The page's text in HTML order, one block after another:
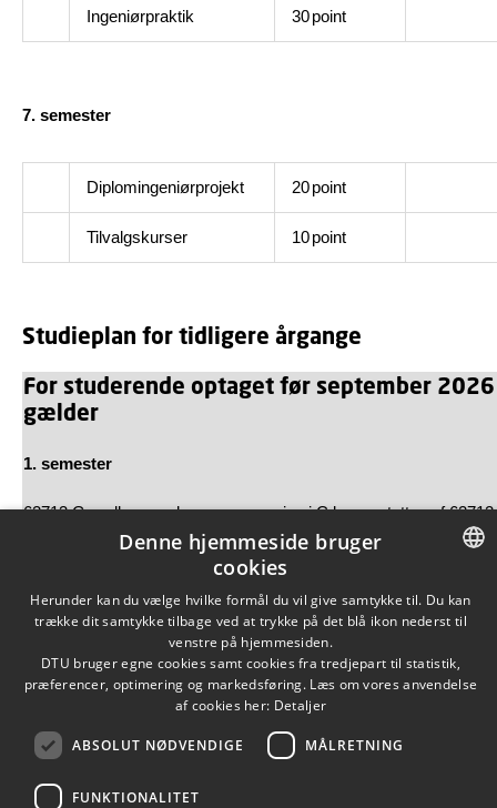
Ingeniørpraktik 30point
7. semester
Diplomingeniørprojekt 20point
Tilvalgskurser 10point
Studieplan for tidligere årgange
For studerende optaget før september 2026
gælder
1. semester
62713 Grundlæggende programmering i C kan erstattes af 62712
Grundlæggende programmering i C
62130 Bæredygtighed er ikke obligatrisk, men kan erstattes af et
tilvalgskursus.
Følgende kurser kan tælle som tilvalgskurser
DANISH
ENGLISH
Denne hjemmeside bruger
cookies
Herunder kan du vælge hvilke formål du vil give samtykke til. Du kan
trække dit samtykke tilbage ved at trykke på det blå ikon nederst til
venstre på hjemmesiden.
DTU bruger egne cookies samt cookies fra tredjepart til statistik,
præferencer, optimering og markedsføring. Læs om vores anvendelse
af cookies her: Detaljer
ABSOLUT NØDVENDIGE MÅLRETNING
FUNKTIONALITET